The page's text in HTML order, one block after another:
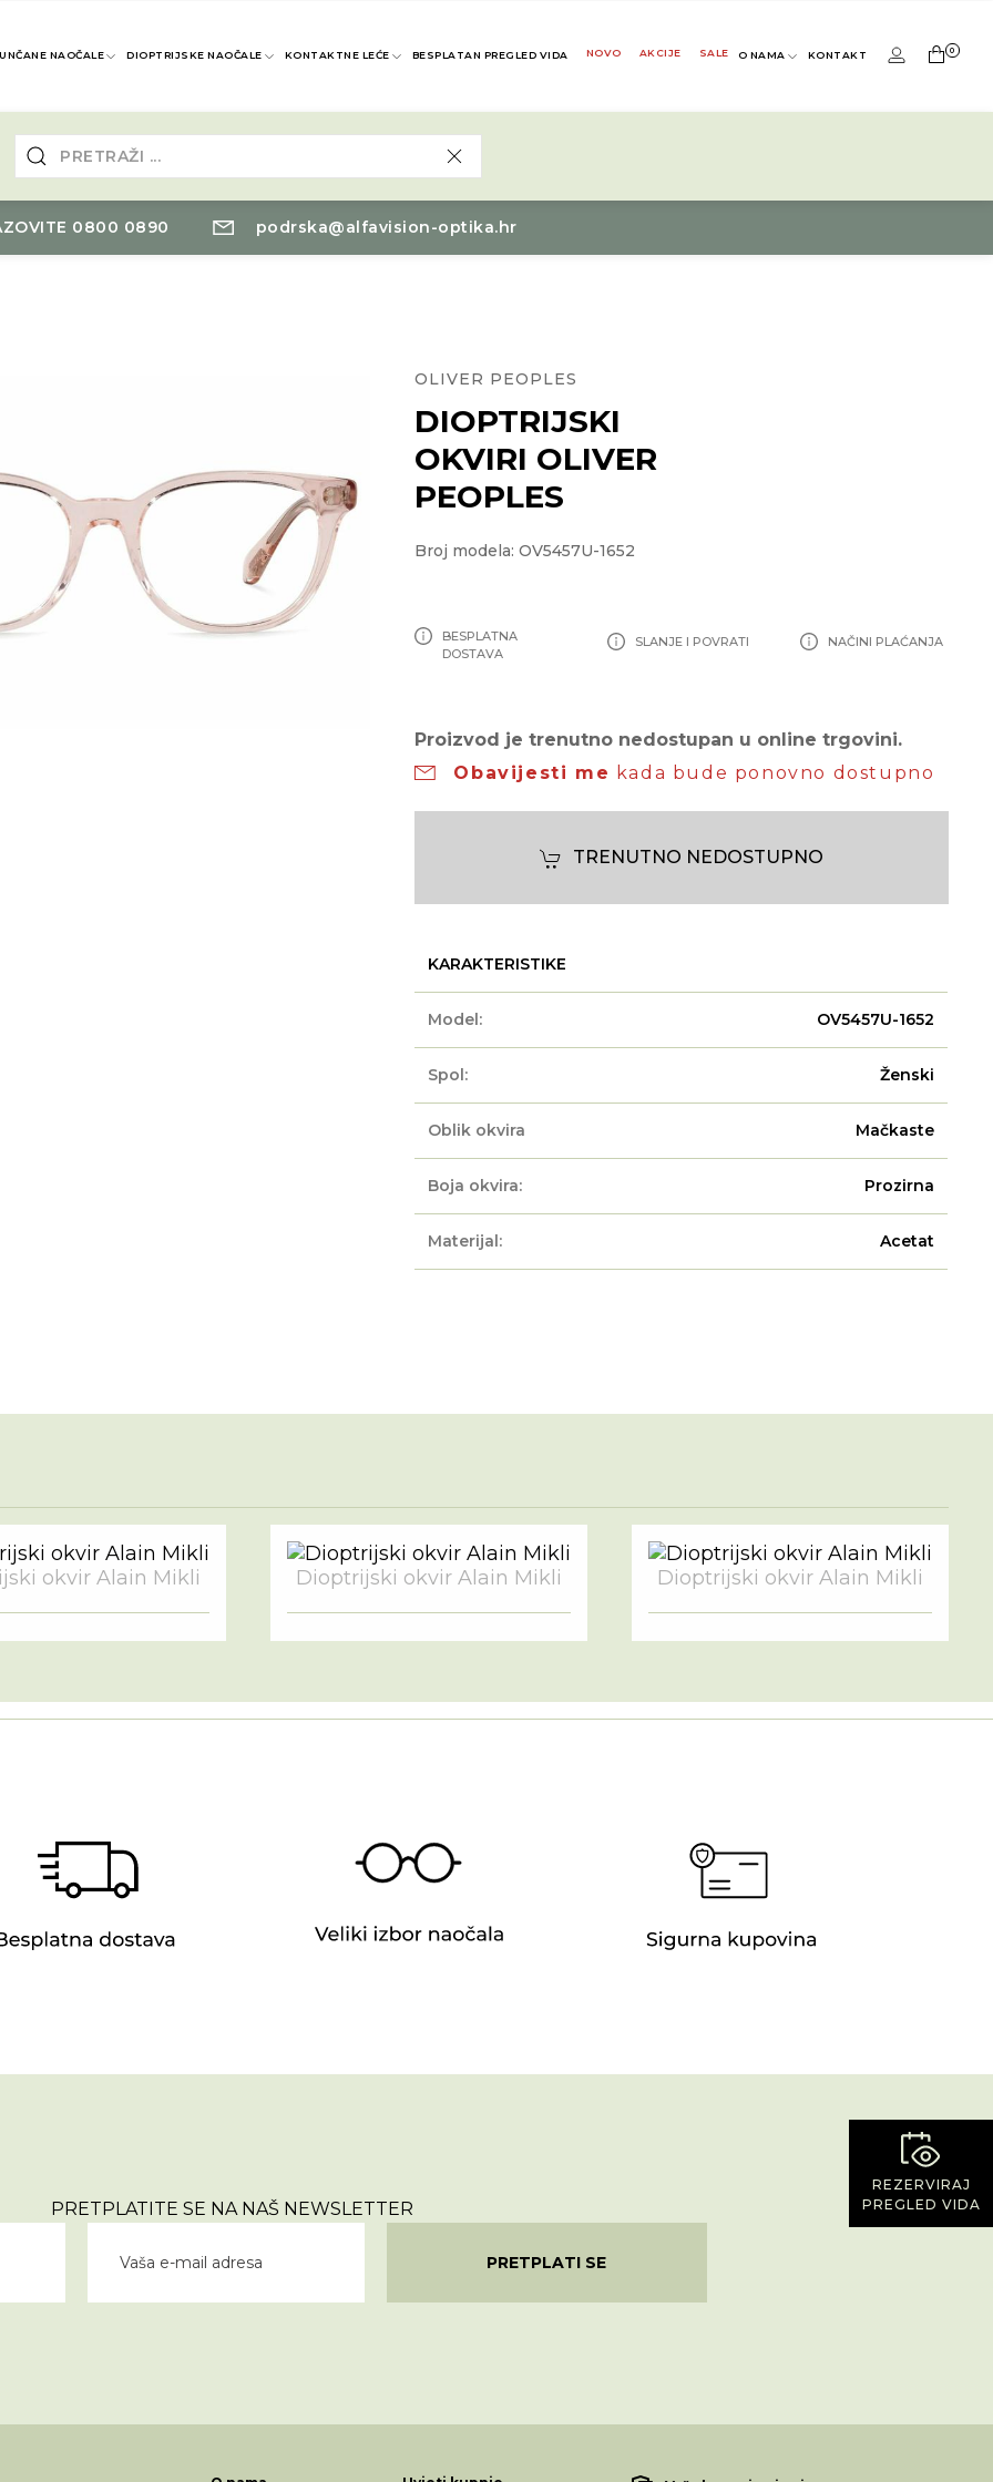
NAOČALE DIOPTRIJSKE NAOČALE KONTAKTNE LEĆE BESPLATAN PREGLED VIDA NOVO AKCIJE SALE O NAMA KONTAKT 0
0800 0890 podrska@alfavision-optika.hr
REZERVIRAJ
PREGLED VIDA
OLIVER PEOPLES
DIOPTRIJSKI
OKVIRI OLIVER
PEOPLES
Broj modela: OV5457U-1652
BESPLATNA
DOSTAVA
SLANJE I POVRATI NAČINI PLAĆANJA
Proizvod je trenutno nedostupan u online trgovini.
Obavijesti me kada bude ponovno dostupno
TRENUTNO NEDOSTUPNO
KARAKTERISTIKE
Model: OV5457U-1652
Spol: Ženski
Oblik okvira Mačkaste
Boja okvira: Prozirna
Materijal: Acetat
okvir Alain Mikli Dioptrijski okvir Alain Mikli Dioptrijski okvir Alain Mikli
PRETPLATITE SE NA NAŠ NEWSLETTER
PRETPLATI SE